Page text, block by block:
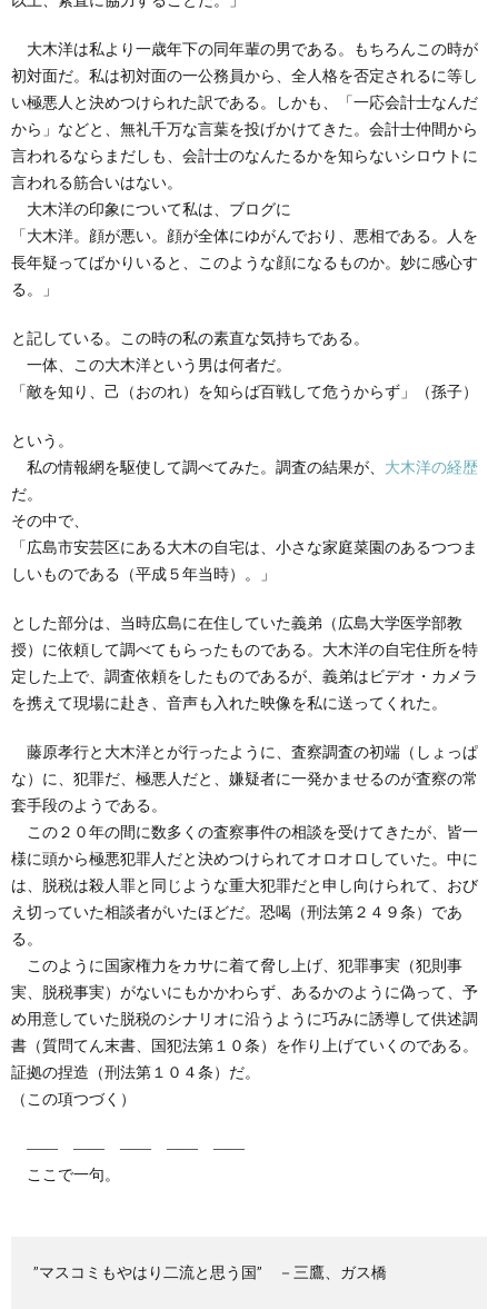
大木洋は私より一歳年下の同年輩の男である。もちろんこの時が
初対面だ。私は初対面の一公務員から、全人格を否定されるに等し
い極悪人と決めつけられた訳である。しかも、「一応会計士なんだ
から」などと、無礼千万な言葉を投げかけてきた。会計士仲間から
言われるならまだしも、会計士のなんたるかを知らないシロウトに
言われる筋合いはない。
大木洋の印象について私は、ブログに
「大木洋。顔が悪い。顔が全体にゆがんでおり、悪相である。人を
長年疑ってばかりいると、このような顔になるものか。妙に感心す
る。」
と記している。この時の私の素直な気持ちである。
一体、この大木洋という男は何者だ。
「敵を知り、己（おのれ）を知らば百戦して危うからず」（孫子）
という。
私の情報網を駆使して調べてみた。調査の結果が、 大木洋の経歴
だ。
その中で、
「広島市安芸区にある大木の自宅は、小さな家庭菜園のあるつつま
しいものである（平成５年当時）。」
とした部分は、当時広島に在住していた義弟（広島大学医学部教
授）に依頼して調べてもらったものである。大木洋の自宅住所を特
定した上で、調査依頼をしたものであるが、義弟はビデオ・カメラ
を携えて現場に赴き、音声も入れた映像を私に送ってくれた。
藤原孝行と大木洋とが行ったように、査察調査の初端（しょっぱ
な）に、犯罪だ、極悪人だと、嫌疑者に一発かませるのが査察の常
套手段のようである。
この２０年の間に数多くの査察事件の相談を受けてきたが、皆一
様に頭から極悪犯罪人だと決めつけられてオロオロしていた。中に
は、脱税は殺人罪と同じような重大犯罪だと申し向けられて、おび
え切っていた相談者がいたほどだ。恐喝（刑法第２４９条）であ
る。
このように国家権力をカサに着て脅し上げ、犯罪事実（犯則事
実、脱税事実）がないにもかかわらず、あるかのように偽って、予
め用意していた脱税のシナリオに沿うように巧みに誘導して供述調
書（質問てん末書、国犯法第１０条）を作り上げていくのである。
証拠の捏造（刑法第１０４条）だ。
（この項つづく）
―― ―― ―― ―― ――
ここで一句。
”マスコミもやはり二流と思う国” －三鷹、ガス橋